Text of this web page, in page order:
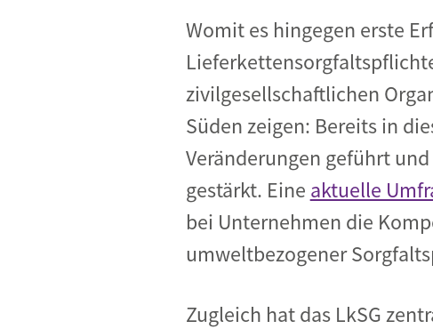
Womit es hingegen erste
zivilgesellschaftlichen
Süden zeigen: Bereits in
Veränderungen geführt
gestärkt. Eine aktuelle
bei Unternehmen die
umweltbezogener
Zugleich hat das LkSG